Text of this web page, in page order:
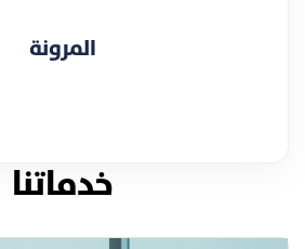
المرونة
خدماتنا